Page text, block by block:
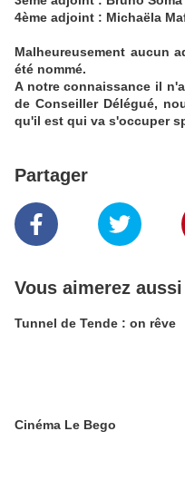
4ème adjoint : Michaëla
Malheureusement aucun
été nommé.
A notre connaissance il
de Conseiller Délégué,
qu'il est qui va s'occuper
Partager
Vous aimerez aussi
Tunnel de Tende : on rêve
Cinéma Le Bego